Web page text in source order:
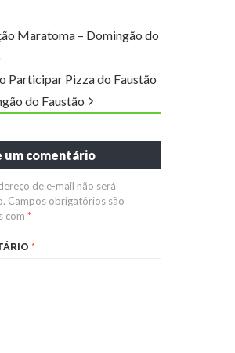
Maratoma – Domingão do
Participar Pizza do Faustão
do Faustão
um comentário
de e-mail não será
Campos obrigatórios são
com *
*